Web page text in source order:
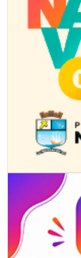
08/08/2026 | 07:00
Univali e Câmara de
discutir políticas públicas
BALNEÁRIO